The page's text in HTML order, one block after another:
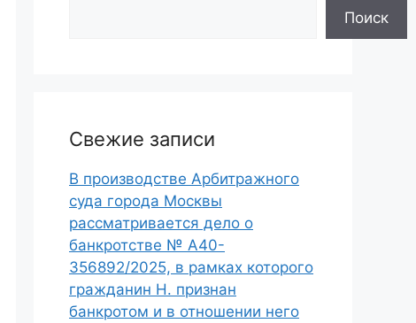
Поиск
Свежие записи
В производстве Арбитражного
суда города Москвы
рассматривается дело о
банкротстве № А40-
356892/2025, в рамках которого
гражданин Н. признан
банкротом и в отношении него